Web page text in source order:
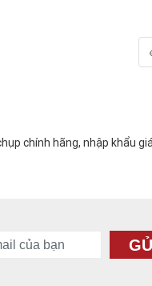
chính hãng, nhập khẩu